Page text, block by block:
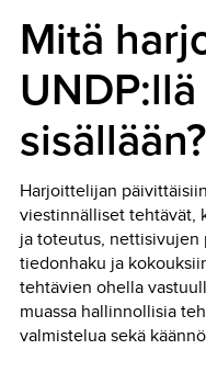
Mitä
sisällään?
Harjoittelijan
viestinnälliset tehtävät,
ja toteutus, nettisivujen
tiedonhaku ja
tehtävien ohella
muassa hallinnollisia
valmistelua sekä